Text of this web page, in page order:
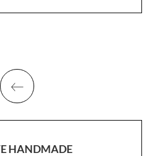
HANDMADE